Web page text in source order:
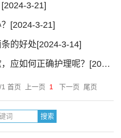
3-21]
[2024-3-21]
的好处[2024-3-14]
如果国内助孕宝宝咳嗽，应如何正确护理呢？[2024-1-4]
/1 首页 上一页 1 下一页 尾页